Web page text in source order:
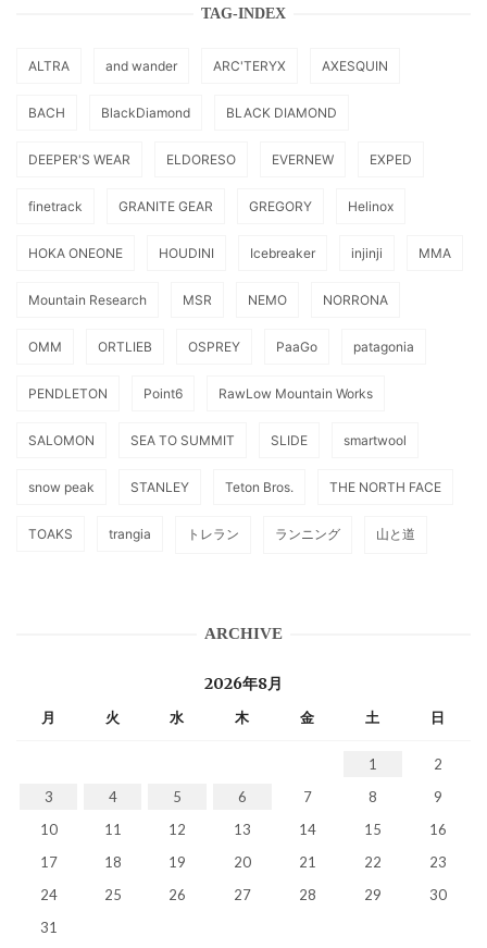
TAG-INDEX
ALTRA and wander ARC'TERYX AXESQUIN
BACH BlackDiamond BLACK DIAMOND
DEEPER'S WEAR ELDORESO EVERNEW EXPED
finetrack GRANITE GEAR GREGORY Helinox
HOKA ONEONE HOUDINI Icebreaker injinji MMA
Mountain Research MSR NEMO NORRONA
OMM ORTLIEB OSPREY PaaGo patagonia
PENDLETON Point6 RawLow Mountain Works
SALOMON SEA TO SUMMIT SLIDE smartwool
snow peak STANLEY Teton Bros. THE NORTH FACE
TOAKS trangia トレラン ランニング 山と道
ARCHIVE
2026年8月
月 火 水 木 金 土 日
1
2
3
4 5 6 7 8
9
10
11 12 13 14 15
16
17
18 19 20 21 22
23
24
25 26 27 28 29
30
31